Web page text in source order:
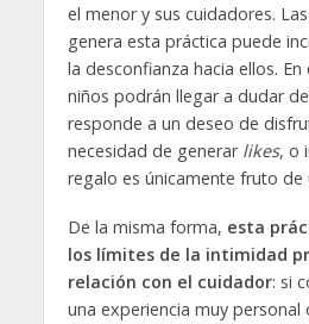
el menor y sus cuidadores.
genera esta práctica puede
la desconfianza hacia ellos.
niños podrán llegar a dudar
responde a un deseo de
necesidad de generar likes, o
regalo es únicamente fruto de
De la misma forma, esta
los límites de la intimidad
relación con el cuidador: si
una experiencia muy